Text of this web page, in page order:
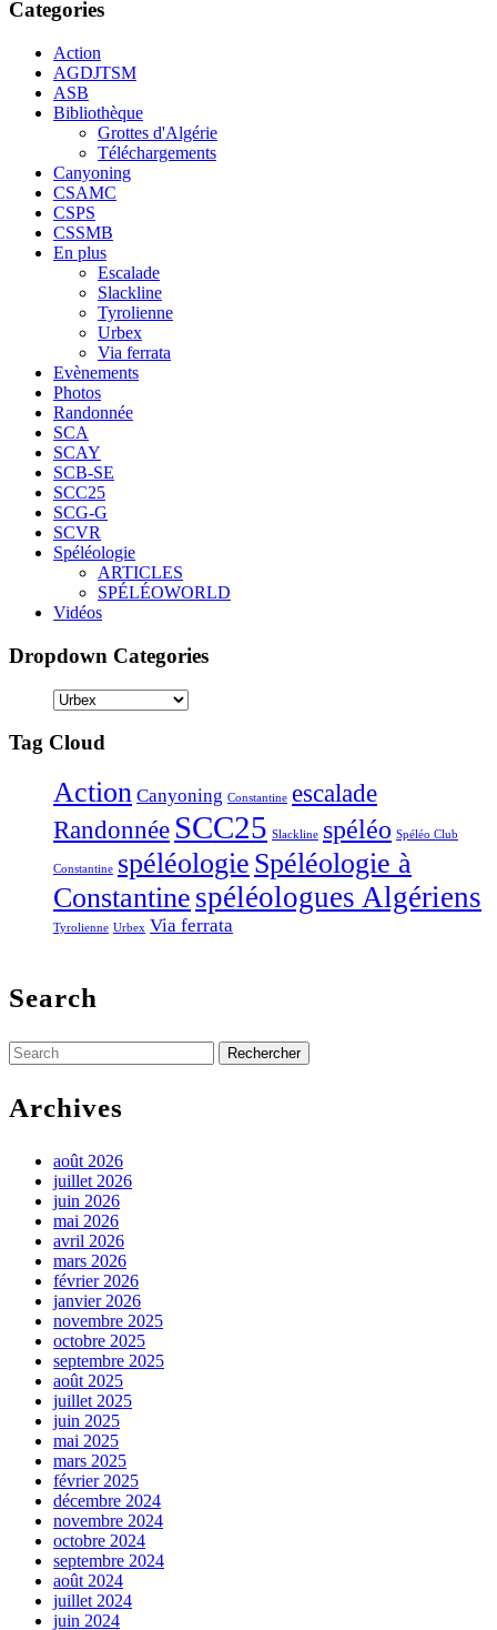
Categories
Action
AGDJTSM
ASB
Bibliothèque
Grottes d'Algérie
Téléchargements
Canyoning
CSAMC
CSPS
CSSMB
En plus
Escalade
Slackline
Tyrolienne
Urbex
Via ferrata
Evènements
Photos
Randonnée
SCA
SCAY
SCB-SE
SCC25
SCG-G
SCVR
Spéléologie
ARTICLES
SPÉLÉOWORLD
Vidéos
Dropdown Categories
Tag Cloud
Action Canyoning Constantine escalade
Randonnée SCC25 Slackline spéléo Spéléo Club
Constantine spéléologie Spéléologie à
Constantine spéléologues Algériens
Tyrolienne Urbex Via ferrata
Search
Search
for:
Archives
août 2026
juillet 2026
juin 2026
mai 2026
avril 2026
mars 2026
février 2026
janvier 2026
novembre 2025
octobre 2025
septembre 2025
août 2025
juillet 2025
juin 2025
mai 2025
mars 2025
février 2025
décembre 2024
novembre 2024
octobre 2024
septembre 2024
août 2024
juillet 2024
juin 2024